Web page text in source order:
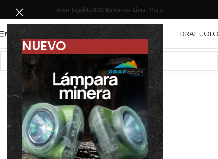
NUEVO
Jirón Tejadita 330, Barranco. Lima - Perú
MENU DRAF